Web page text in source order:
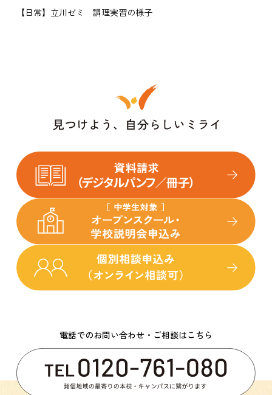
【日常】立川ゼミ 調理実習の様子
電話でのお問い合わせ・ご相談はこちら